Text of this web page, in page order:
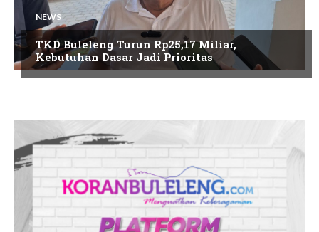
NEWS
TKD Buleleng Turun Rp25,17 Miliar,
Kebutuhan Dasar Jadi Prioritas